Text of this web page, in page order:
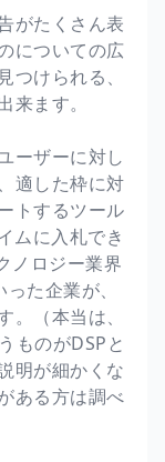
がたくさん表
についての広
けられる、
ます。
ーザーに対し
適した枠に対
トするツール
ムに入札でき
ノロジー業界
た企業が、
。（本当は、
ものがDSPと
明が細かくな
ある方は調べ